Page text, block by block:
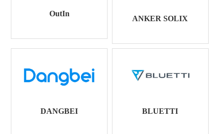
OutIn
ANKER SOLIX
DANGBEI BLUETTI